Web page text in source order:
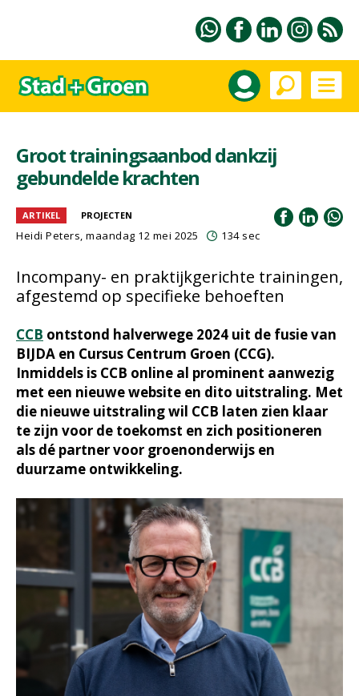
Groot trainingsaanbod dankzij
gebundelde krachten
ARTIKEL PROJECTEN
Heidi Peters, maandag 12 mei 2025 134 sec
Incompany- en praktijkgerichte trainingen,
afgestemd op specifieke behoeften
CCB ontstond halverwege 2024 uit de fusie van
BIJDA en Cursus Centrum Groen (CCG).
Inmiddels is CCB online al prominent aanwezig
met een nieuwe website en dito uitstraling. Met
die nieuwe uitstraling wil CCB laten zien klaar
te zijn voor de toekomst en zich positioneren
als dé partner voor groenonderwijs en
duurzame ontwikkeling.